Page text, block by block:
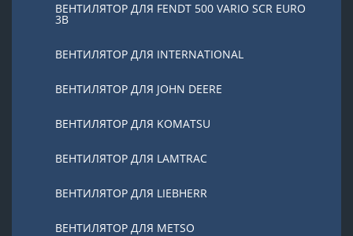
ВЕНТИЛЯТОР ДЛЯ FENDT 500 VARIO SCR EURO
3B
ВЕНТИЛЯТОР ДЛЯ INTERNATIONAL
ВЕНТИЛЯТОР ДЛЯ JOHN DEERE
ВЕНТИЛЯТОР ДЛЯ KOMATSU
ВЕНТИЛЯТОР ДЛЯ LAMTRAC
ВЕНТИЛЯТОР ДЛЯ LIEBHERR
ВЕНТИЛЯТОР ДЛЯ METSO